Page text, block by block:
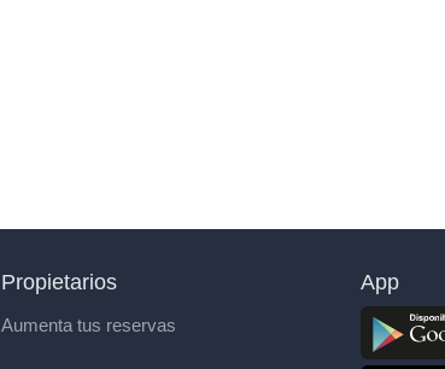
Propietarios
Aumenta tus reservas
App